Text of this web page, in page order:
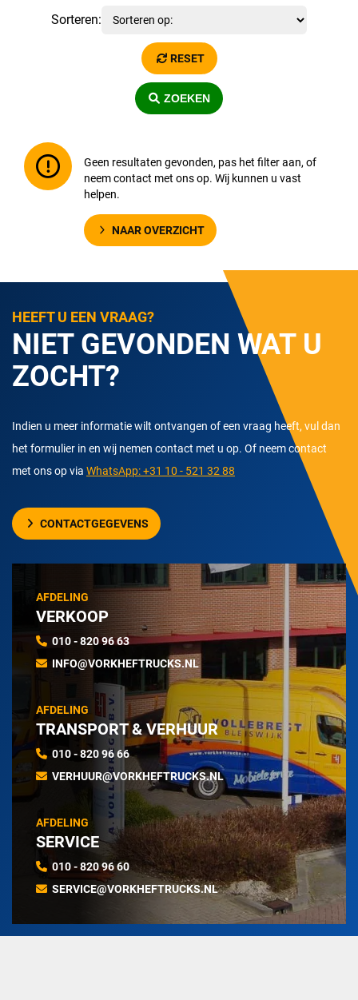
Sorteren:
RESET
ZOEKEN
Geen resultaten gevonden, pas het filter aan, of
neem contact met ons op. Wij kunnen u vast
helpen.
NAAR OVERZICHT
HEEFT U EEN VRAAG?
NIET GEVONDEN WAT U
ZOCHT?
Indien u meer informatie wilt ontvangen of een vraag heeft, vul dan
het formulier in en wij nemen contact met u op. Of neem contact
met ons op via WhatsApp: +31 10 - 521 32 88
CONTACTGEGEVENS
AFDELING
VERKOOP
010 - 820 96 63
INFO@VORKHEFTRUCKS.NL
AFDELING
TRANSPORT & VERHUUR
010 - 820 96 66
VERHUUR@VORKHEFTRUCKS.NL
AFDELING
SERVICE
010 - 820 96 60
SERVICE@VORKHEFTRUCKS.NL